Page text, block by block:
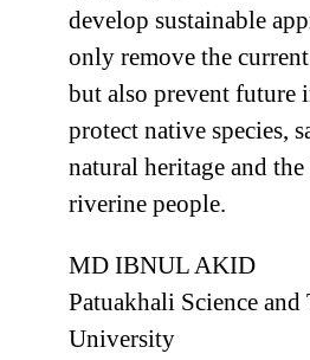
develop sustainable
only remove the
but also prevent future
protect native species,
natural heritage and
riverine people.
MD IBNUL AKID
Patuakhali Science
University